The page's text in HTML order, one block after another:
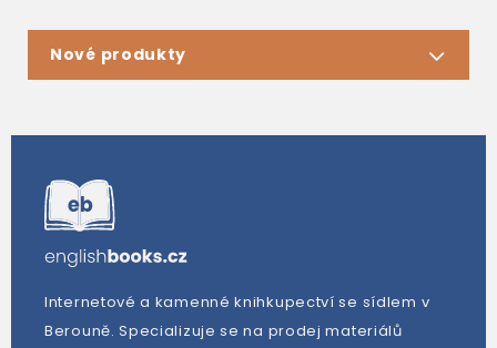
Nové produkty
Internetové a kamenné knihkupectví se sídlem v
Berouně. Specializuje se na prodej materiálů